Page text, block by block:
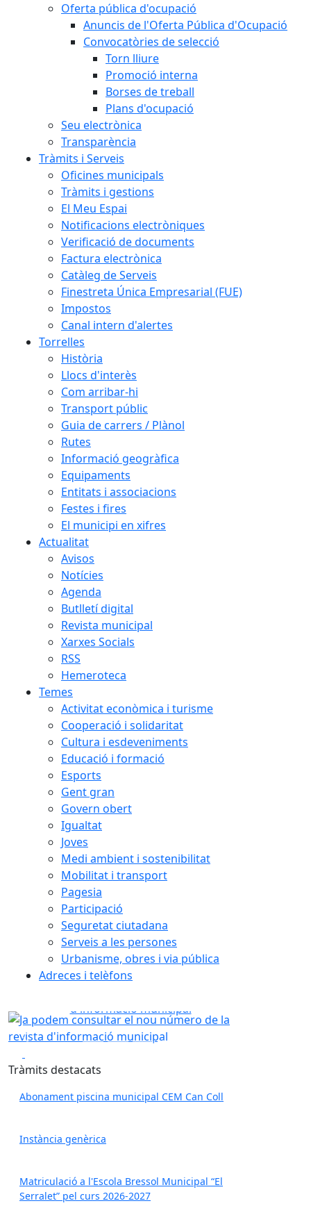
Oferta pública d'ocupació
Anuncis de l'Oferta Pública d'Ocupació
Convocatòries de selecció
Torn lliure
Promoció interna
Borses de treball
Plans d'ocupació
Seu electrònica
Transparència
Tràmits i Serveis
Oficines municipals
Tràmits i gestions
El Meu Espai
Notificacions electròniques
Verificació de documents
Factura electrònica
Catàleg de Serveis
Finestreta Única Empresarial (FUE)
Impostos
Canal intern d'alertes
Torrelles
Història
Llocs d'interès
Com arribar-hi
Transport públic
Guia de carrers / Plànol
Rutes
Informació geogràfica
Equipaments
Entitats i associacions
Festes i fires
El municipi en xifres
Actualitat
Avisos
Notícies
Agenda
Butlletí digital
Revista municipal
Xarxes Socials
RSS
Hemeroteca
Temes
Activitat econòmica i turisme
Cooperació i solidaritat
Cultura i esdeveniments
Educació i formació
Esports
Gent gran
Govern obert
Igualtat
Joves
Medi ambient i sostenibilitat
Mobilitat i transport
Pagesia
Participació
Seguretat ciutadana
Serveis a les persones
Urbanisme, obres i via pública
Adreces i telèfons
Com actuar davant un indenci
Com actuar davant un
d'informació municipal
Anterior
Tràmits destacats
Abonament piscina municipal CEM Can Coll
Instància genèrica
Matriculació a l'Escola Bressol Municipal “El
Serralet” pel curs 2026-2027